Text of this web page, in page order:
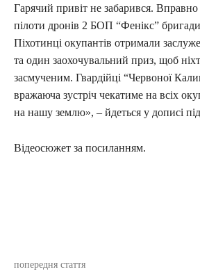
Гарячий привіт не забарився.
пілоти дронів 2 БОП “Фенікс”
Піхотинці окупантів отримали
та один заохочувальний приз, щоб
засмученим. Гвардійці “Червоної
вражаюча зустріч чекатиме на всіх
на нашу землю», – йдеться у дописі під
Відеосюжет за посиланням.
попередня стаття